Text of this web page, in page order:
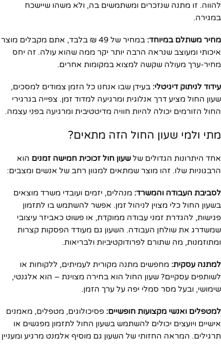
להווה. זו מתנה שנזכרים ומשתמשים בה, ולא משהו שיישכח
במגירה.
מחיר משתלם במיוחד:
במחיר של 49 ₪ בלבד, אתם מקבלים מוצר
איכותי ומעוצב שנראה הרבה יותר יקר ממה שהוא עולה. זה יחס
מחיר-ערך מעולה שקשה למצוא במקומות אחרים.
עידוד לניתוק דיגיטלי: בעידן שבו אנחנו כל הזמן צמודים למסכים,
שעון החול מציע דרך אנלוגית ומרגיעה למדוד זמן. צפייה בגרגירי
החול הזורמים יכולה להיות חוויה מדיטטיבית ומרגיעה בפני עצמה.
מתי ולמי שעון החול הזה מתאים?
אחד היתרונות הגדולים של שעון חול זכוכית חמישה זמנים הוא
הרבגוניות שלו. זהו מוצר שמתאים למגוון רחב של אנשים ומצבים:
לסביבת העבודה והמשרד: מנהלים, יזמים ועובדי משרד מוצאים
בשעון החול כלי מצוין לניהול זמן. אפשר להשתמש בו לתזמון
פגישות, להגדרת זמני עבודה ממוקדת, או פשוט כאביזר עיצובי
שמשדרג את שולחן העבודה. השעון גם מעודד הפסקות קצרות
ומתוזמנות, מה שתורם לפרודוקטיביות ולבריאות.
למתנה עסקית: מחפשים מתנה מקורית לעמיתים, ללקוחות או
לשותפים עסקיים? שעון החול הוא בחירה מצוינת – הוא אלגנטי,
שימושי, ובעל מסר סמלי יפה על ערך הזמן.
למטפלים ואנשי מקצועות חופשיים: פסיכולוגים, מטפלים, מאמנים
אישיים ויועצים יכולים להשתמש בשעון החול לתזמון מפגשים או
תרגילים. המראה החזותי של השעון גם מוסיף אלמנט מרגיע ומעניין